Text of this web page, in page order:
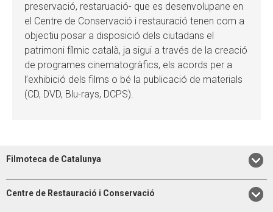
preservació, restaruació- que es desenvolupane en
el Centre de Conservació i restauració tenen com a
objectiu posar a disposició dels ciutadans el
patrimoni fílmic català, ja sigui a través de la creació
de programes cinematogràfics, els acords per a
l’exhibició dels films o bé la publicació de materials
(CD, DVD, Blu-rays, DCPS).
Filmoteca de Catalunya
Centre de Restauració i Conservació